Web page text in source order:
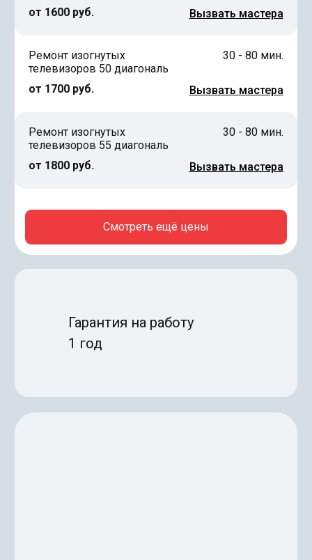
от 1600 руб.
Вызвать мастера
Ремонт изогнутых
телевизоров 50 диагональ
от 1700 руб.
30 - 80 мин.
Вызвать мастера
Ремонт изогнутых
телевизоров 55 диагональ
от 1800 руб.
30 - 80 мин.
Вызвать мастера
Смотреть ещё цены
Гарантия на работу
1 год